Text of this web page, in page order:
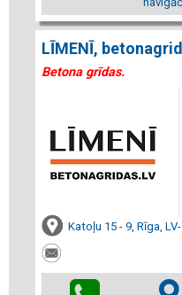
LĪMENĪ,
Betona grīdas.
Katoļu 15 - 9, Rīga,